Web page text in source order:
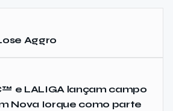
Aggro
e LALIGA lançam campo
Nova Iorque como parte